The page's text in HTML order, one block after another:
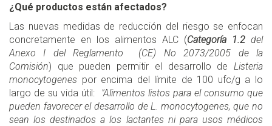
¿Qué productos están afectados?
Las nuevas medidas de reducción del riesgo se enfocan
concretamente en los alimentos ALC (Categoría 1.2 del
Anexo I del Reglamento (CE) No 2073/2005 de la
Comisión) que pueden permitir el desarrollo de Listeria
monocytogenes por encima del límite de 100 ufc/g a lo
largo de su vida útil:
"Alimentos listos para el consumo que
pueden favorecer el desarrollo de L. monocytogenes, que no
sean los destinados a los lactantes ni para usos médicos